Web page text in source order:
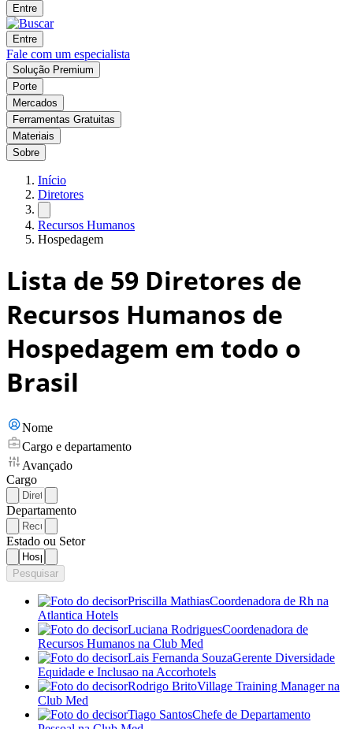
Entre
Entre
Fale com um especialista
Solução Premium
Porte
Mercados
Ferramentas Gratuitas
Materiais
Sobre
Início
Diretores
Recursos Humanos
Hospedagem
Lista de 59 Diretores de
Recursos Humanos de
Hospedagem em todo o
Brasil
Nome
Cargo e departamento
Avançado
Cargo
Departamento
Estado ou Setor
Pesquisar
Priscilla MathiasCoordenadora de Rh na
Atlantica Hotels
Luciana RodriguesCoordenadora de
Recursos Humanos na Club Med
Lais Fernanda SouzaGerente Diversidade
Equidade e Inclusao na Accorhotels
Rodrigo BritoVillage Training Managerna
Club Med
Tiago SantosChefe de Departamento